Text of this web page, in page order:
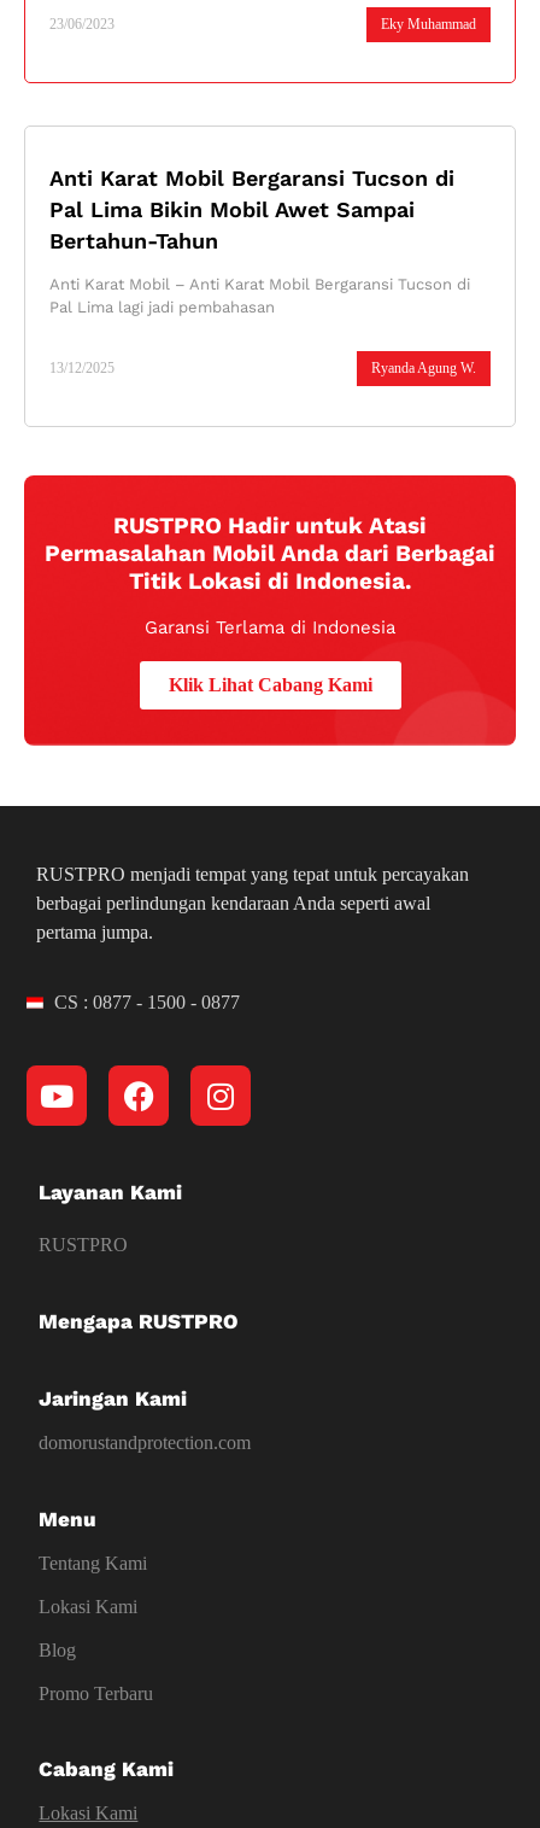
Eky Muhammad
23/06/2023
Anti Karat Mobil Bergaransi Tucson di
Pal Lima Bikin Mobil Awet Sampai
Bertahun-Tahun
Ryanda Agung W.
13/12/2025
Anti Karat Mobil – Anti Karat Mobil Bergaransi Tucson di
Pal Lima lagi jadi pembahasan
RUSTPRO Hadir untuk Atasi
Permasalahan Mobil Anda dari Berbagai
Titik Lokasi di Indonesia.
Garansi Terlama di Indonesia
Klik Lihat Cabang Kami
RUSTPRO menjadi tempat yang tepat untuk percayakan
berbagai perlindungan kendaraan Anda seperti awal
pertama jumpa.
CS : 0877 - 1500 - 0877
Layanan Kami
RUSTPRO
Mengapa RUSTPRO
Jaringan Kami
domorustandprotection.com
Menu
Tentang Kami
Lokasi Kami
Blog
Promo Terbaru
Cabang Kami
Lokasi Kami